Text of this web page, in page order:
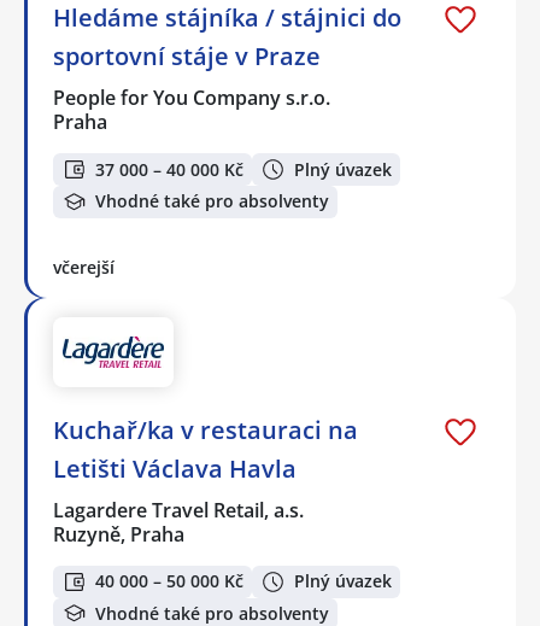
Hledáme stájníka / stájnici do
sportovní stáje v Praze
People for You Company s.r.o.
Praha
37 000 – 40 000 Kč
Plný úvazek
Vhodné také pro absolventy
včerejší
Kuchař/ka v restauraci na
Letišti Václava Havla
Lagardere Travel Retail, a.s.
Ruzyně, Praha
40 000 – 50 000 Kč
Plný úvazek
Vhodné také pro absolventy